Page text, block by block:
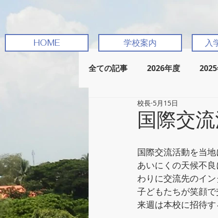
HOME 学校案内 入
全ての記事 2026年度
国際交
校長 5月15日
国際交流活動を当
あいにくの天候不
わりに交流先のイ
子どもたちが笑顔
来週は本校に招待